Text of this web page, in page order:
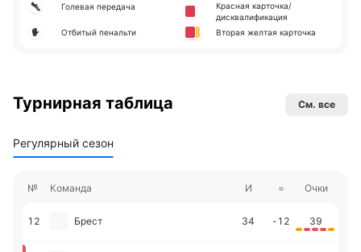
Голевая передача
Отбитый пенальти
Красная карточка/
дисквалификация
Вторая желтая карточка
Турнирная таблица См. все
Регулярный сезон
№ Команда И = Очки
12 Брест 34 -12 39